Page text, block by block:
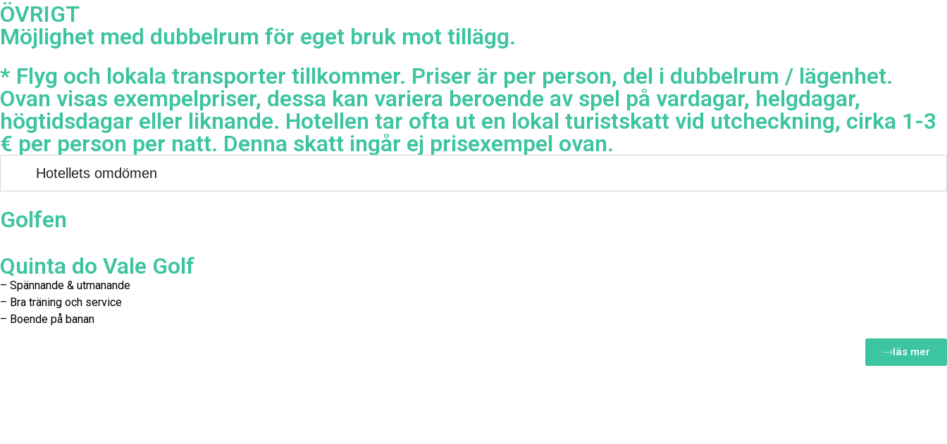
ÖVRIGT
Möjlighet med dubbelrum för eget bruk mot tillägg.
* Flyg och lokala transporter tillkommer. Priser är per person, del i dubbelrum / lägenhet.
Ovan visas exempelpriser, dessa kan variera beroende av spel på vardagar, helgdagar,
högtidsdagar eller liknande. Hotellen tar ofta ut en lokal turistskatt vid utcheckning, cirka 1-3
€ per person per natt. Denna skatt ingår ej prisexempel ovan.
Hotellets omdömen
Golfen
Quinta do Vale Golf
– Spännande & utmanande
– Bra träning och service
– Boende på banan
läs mer